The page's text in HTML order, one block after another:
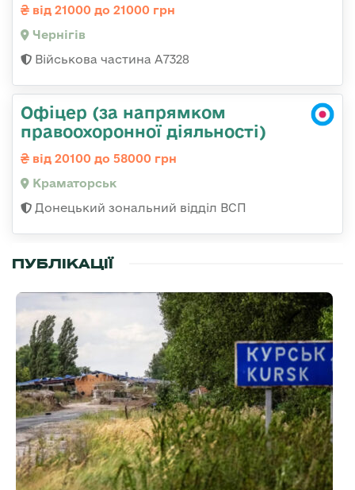
від 21000 до 21000 грн
Чернігів
Військова частина А7328
Офіцер (за напрямком
правоохоронної діяльності)
від 20100 до 58000 грн
Краматорськ
Донецький зональний відділ ВСП
ПУБЛІКАЦІЇ